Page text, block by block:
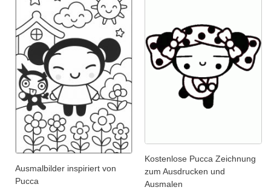
Ausmalbilder inspiriert von
Pucca
Kostenlose Pucca Zeichnung
zum Ausdrucken und
Ausmalen